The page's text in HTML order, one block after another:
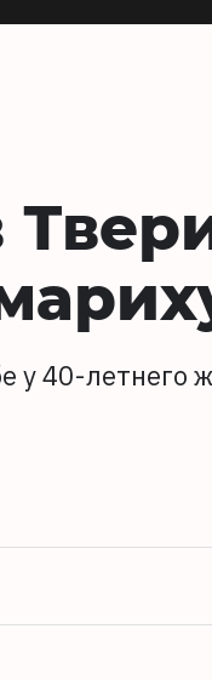
у 40-летнего